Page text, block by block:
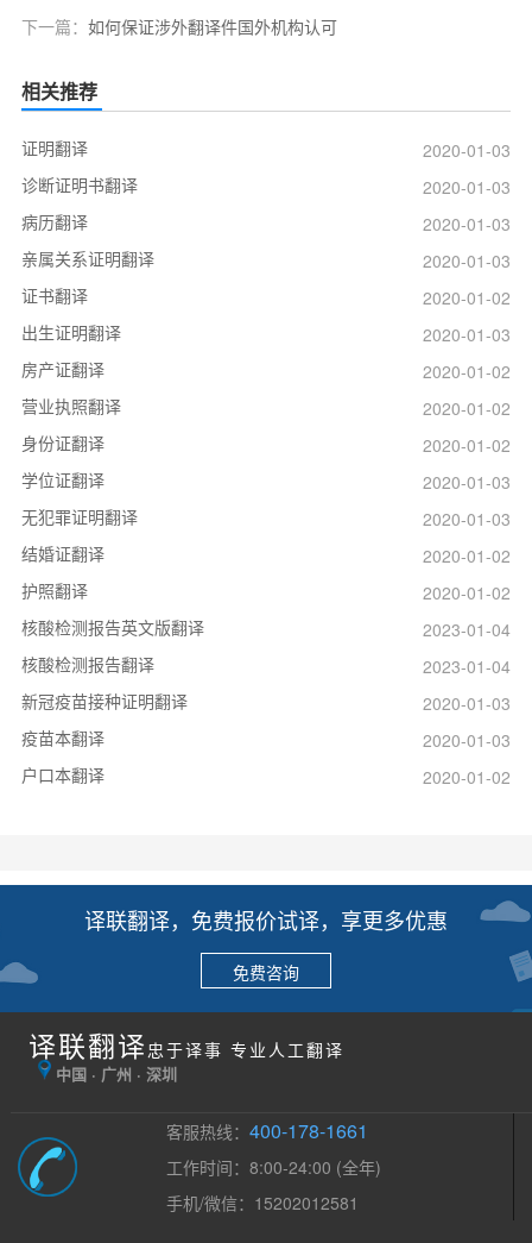
下一篇： 如何保证涉外翻译件国外机构认可
相关推荐
证明翻译
2020-01-03
诊断证明书翻译
2020-01-03
病历翻译
2020-01-03
亲属关系证明翻译
2020-01-03
证书翻译
2020-01-02
出生证明翻译
2020-01-03
房产证翻译
2020-01-02
营业执照翻译
2020-01-02
身份证翻译
2020-01-02
学位证翻译
2020-01-03
无犯罪证明翻译
2020-01-03
结婚证翻译
2020-01-02
护照翻译
2020-01-02
核酸检测报告英文版翻译
2023-01-04
核酸检测报告翻译
2023-01-04
新冠疫苗接种证明翻译
2020-01-03
疫苗本翻译
2020-01-03
户口本翻译
2020-01-02
译联翻译，免费报价试译，享更多优惠
免费咨询
译联翻译 忠于译事 专业人工翻译
中国 · 广州 · 深圳
客服热线：400-178-1661
工作时间：8:00-24:00 (全年)
手机/微信：15202012581